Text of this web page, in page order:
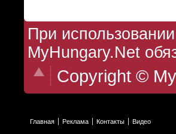
При
MyHungary.Net
Copyright ©
Главная Реклама Контакты Видео